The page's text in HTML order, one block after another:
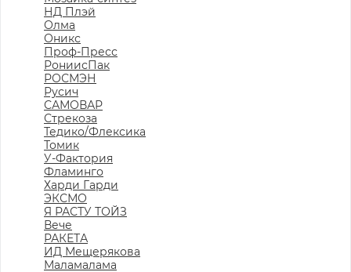
НД Плэй
Олма
Оникс
Проф-Пресс
РониисПак
РОСМЭН
Русич
САМОВАР
Стрекоза
Тедико/Флексика
Томик
У-Фактория
Фламинго
Харди Гарди
ЭКСМО
Я РАСТУ ТОЙЗ
Вече
РАКЕТА
ИД Мещерякова
Маламалама